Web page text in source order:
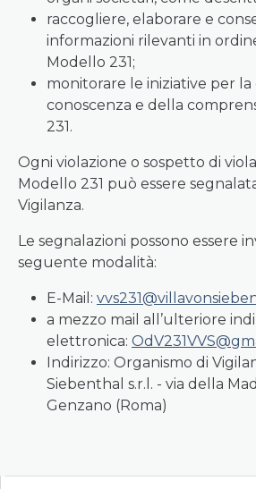
raccogliere, elaborare e
informazioni rilevanti in
Modello 231;
monitorare le iniziative per
conoscenza e della
231.
Ogni violazione o sospetto di
Modello 231 può essere
Vigilanza.
Le segnalazioni possono essere
seguente modalità:
E-Mail:
a mezzo mail all’ulteriore
elettronica:
Indirizzo: Organismo di
Siebenthal s.r.l. - via della
Genzano (Roma)